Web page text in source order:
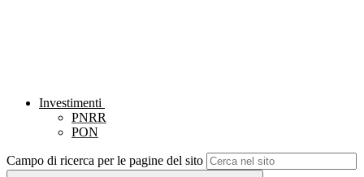
Investimenti
PNRR
PON
Campo di ricerca per le pagine del sito